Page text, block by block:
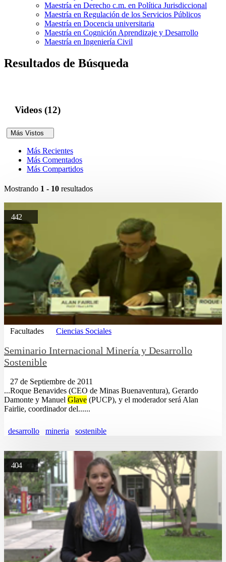
Maestría en Derecho c.m. en Política Jurisdiccional
Maestría en Regulación de los Servicios Públicos
Maestría en Docencia universitaria
Maestría en Cognición Aprendizaje y Desarrollo
Maestría en Ingeniería Civil
Resultados de Búsqueda
Videos (12)
Más Vistos
Más Recientes
Más Comentados
Más Compartidos
Mostrando 1 - 10 resultados
442
Facultades Ciencias Sociales
Seminario Internacional Minería y Desarrollo
Sostenible
27 de Septiembre de 2011
...Roque Benavides (CEO de Minas Buenaventura), Gerardo
Damonte y Manuel Glave (PUCP), y el moderador será Alan
Fairlie, coordinador del......
desarrollo mineria sostenible
404